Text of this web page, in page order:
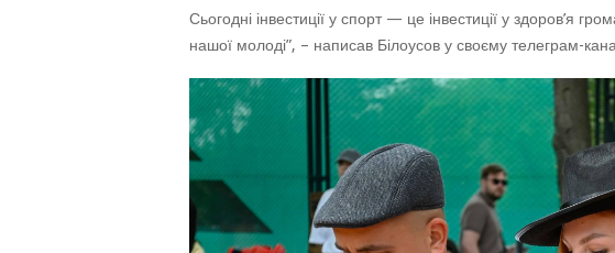
Сьогодні інвестиції у спорт — це інвестиції у здоров’я
нашої молоді”, – написав Білоусов у своєму телеграм-